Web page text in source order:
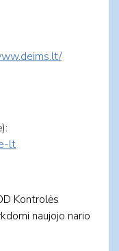
lt
Kontrolės
naujojo nario